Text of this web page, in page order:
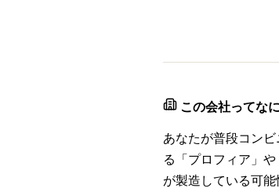
この会社ってな
あなたが普段コン
る「プロフィア」
が製造している可